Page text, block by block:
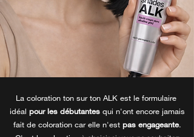
La coloration ton sur ton ALK est le formulaire
idéal pour les débutantesqui n'ont encore jamais
fait de coloration car elle n'est pas engageante.